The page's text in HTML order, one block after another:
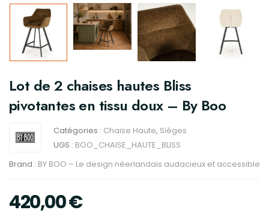
Lot de 2 chaises hautes Bliss
pivotantes en tissu doux – By Boo
Catégories : Chaise Haute, Sièges
UGS : BOO_CHAISE_HAUTE_BLISS
Brand : BY BOO – Le design néerlandais audacieux et accessible
420,00€